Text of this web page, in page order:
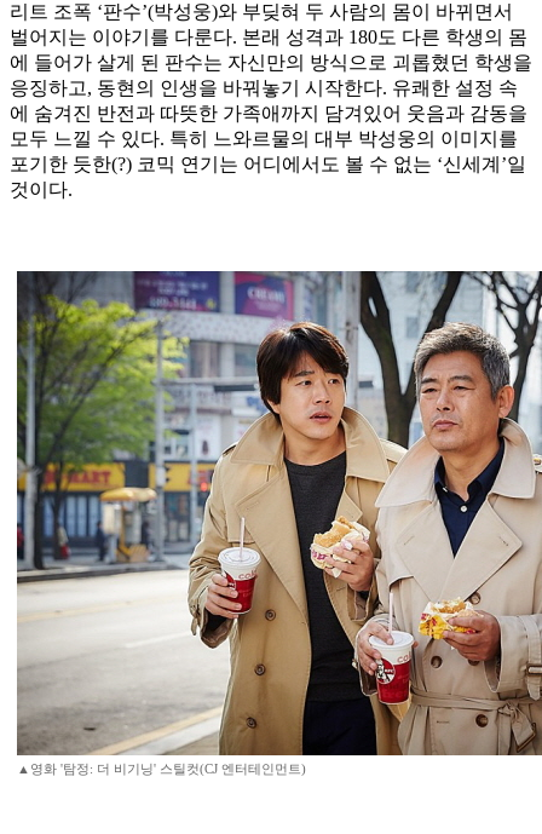
리트 조폭 ‘판수’(박성웅)와 부딪혀 두 사람의 몸이 바뀌면서
벌어지는 이야기를 다룬다. 본래 성격과 180도 다른 학생의 몸
에 들어가 살게 된 판수는 자신만의 방식으로 괴롭혔던 학생을
응징하고, 동현의 인생을 바꿔놓기 시작한다. 유쾌한 설정 속
에 숨겨진 반전과 따뜻한 가족애까지 담겨있어 웃음과 감동을
모두 느낄 수 있다. 특히 느와르물의 대부 박성웅의 이미지를
포기한 듯한(?) 코믹 연기는 어디에서도 볼 수 없는 ‘신세계’일
것이다.
▲영화 '탐정: 더 비기닝' 스틸컷(CJ 엔터테인먼트)